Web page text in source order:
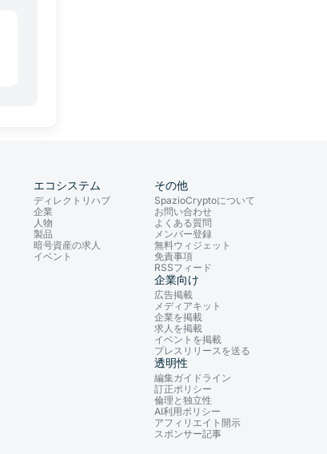
エコシステム
ディレクトリハブ
企業
人物
製品
暗号資産の求人
イベント
その他
SpazioCryptoについて
お問い合わせ
よくある質問
メンバー登録
無料ウィジェット
免責事項
RSSフィード
企業向け
広告掲載
メディアキット
企業を掲載
求人を掲載
イベントを掲載
プレスリリースを送る
透明性
編集ガイドライン
訂正ポリシー
倫理と独立性
AI利用ポリシー
アフィリエイト開示
スポンサー記事